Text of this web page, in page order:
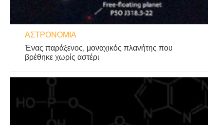
ΑΣΤΡΟΝΟΜΊΑ
Ένας παράξενος, μοναχικός πλανήτης που
βρέθηκε χωρίς αστέρι